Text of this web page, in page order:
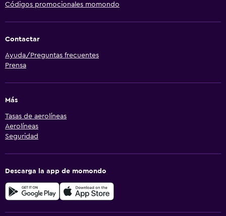
Códigos promocionales momondo
Contactar
Ayuda/Preguntas frecuentes
Prensa
Más
Tasas de aerolíneas
Aerolíneas
Seguridad
Descarga la app de momondo